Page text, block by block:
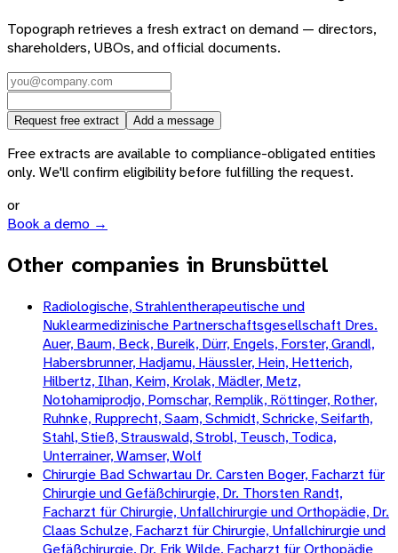
Topograph retrieves a fresh extract on demand — directors,
shareholders, UBOs, and official documents.
Request free extract Add a message
Free extracts are available to compliance-obligated entities
only. We'll confirm eligibility before fulfilling the request.
or
Book a demo →
Other companies in Brunsbüttel
Radiologische, Strahlentherapeutische und
Nuklearmedizinische Partnerschaftsgesellschaft Dres.
Auer, Baum, Beck, Bureik, Dürr, Engels, Forster, Grandl,
Habersbrunner, Hadjamu, Häussler, Hein, Hetterich,
Hilbertz, Ilhan, Keim, Krolak, Mädler, Metz,
Notohamiprodjo, Pomschar, Remplik, Röttinger, Rother,
Ruhnke, Rupprecht, Saam, Schmidt, Schricke, Seifarth,
Stahl, Stieß, Strauswald, Strobl, Teusch, Todica,
Unterrainer, Wamser, Wolf
Chirurgie Bad Schwartau Dr. Carsten Boger, Facharzt für
Chirurgie und Gefäßchirurgie, Dr. Thorsten Randt,
Facharzt für Chirurgie, Unfallchirurgie und Orthopädie, Dr.
Claas Schulze, Facharzt für Chirurgie, Unfallchirurgie und
Gefäßchirurgie, Dr. Erik Wilde, Facharzt für Orthopädie